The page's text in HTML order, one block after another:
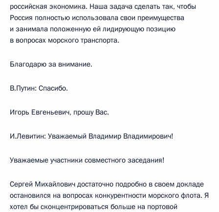
российская экономика. Наша задача сделать так, чтобы
Россия полностью использовала свои преимущества
и занимала положенную ей лидирующую позицию
в вопросах морского транспорта.
Благодарю за внимание.
В.Путин: Спасибо.
Игорь Евгеньевич, прошу Вас.
И.Левитин: Уважаемый Владимир Владимирович!
Уважаемые участники совместного заседания!
Сергей Михайлович достаточно подробно в своем докладе
остановился на вопросах конкурентности морского флота. Я
хотел бы сконцентрироваться больше на портовой